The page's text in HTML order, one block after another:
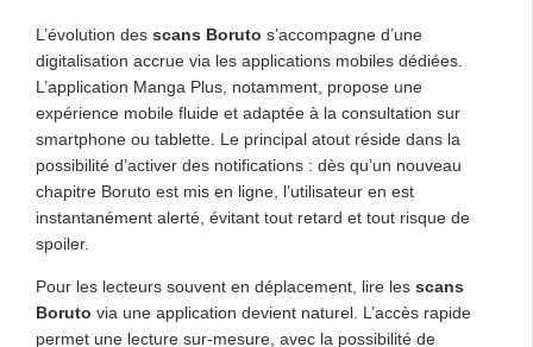
L’évolution des scans Boruto s’accompagne d’une
digitalisation accrue via les applications mobiles dédiées.
L’application Manga Plus, notamment, propose une
expérience mobile fluide et adaptée à la consultation sur
smartphone ou tablette. Le principal atout réside dans la
possibilité d’activer des notifications : dès qu’un nouveau
chapitre Boruto est mis en ligne, l’utilisateur en est
instantanément alerté, évitant tout retard et tout risque de
spoiler.
Pour les lecteurs souvent en déplacement, lire les scans
Boruto via une application devient naturel. L’accès rapide
permet une lecture sur-mesure, avec la possibilité de